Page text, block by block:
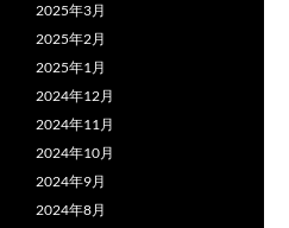
2025年3月
2025年2月
2025年1月
2024年12月
2024年11月
2024年10月
2024年9月
2024年8月